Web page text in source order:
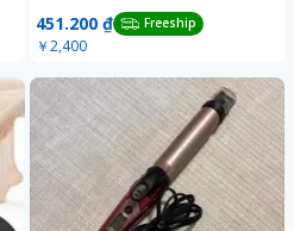
451.200 ₫ Freeship
￥2,400